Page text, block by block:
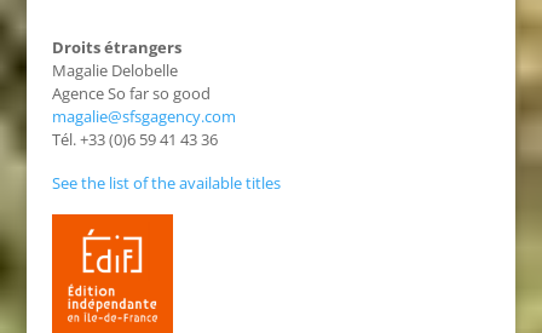
Droits étrangers
Magalie Delobelle
Agence So far so good
magalie@sfsgagency.com
Tél. +33 (0)6 59 41 43 36
See the list of the available titles